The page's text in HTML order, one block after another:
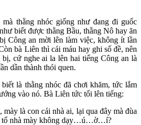
thằng nhóc giống như đang đi guốc
biết được thằng Bầu, thằng Nô hay ăn
Công an mời lên làm việc, không ít lần
bà Liên thì cái máu hay ghi số đề, nên
cứ nghe ai la lên hai tiếng Công an là
dần thành thói quen.
là thằng nhóc đã chơi khăm, tức lắm
vào nó. Bà Liên tức tối lên tiếng:
mày là con cái nhà ai, lại qua đây mà đùa
tổ nhà mày không dạy…ú…ờ…í?